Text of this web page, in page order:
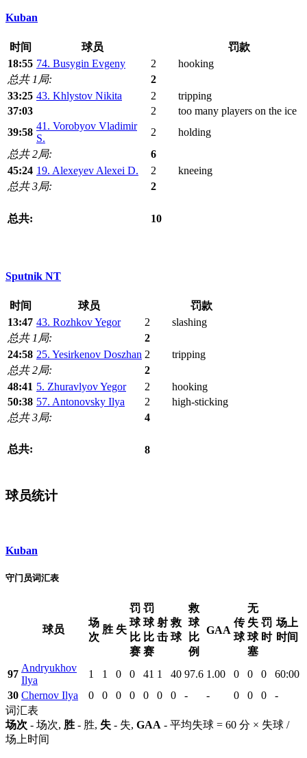
Kuban
时间 球员
罚款
18:55 74. Busygin Evgeny 2
hooking
总共 1局:
2
33:25 43. Khlystov Nikita 2
tripping
37:03
2
too many players on the ice
39:58
41. Vorobyov Vladimir
S.
2
holding
总共 2局:
6
45:24 19. Alexeyev Alexei D. 2
kneeing
总共 3局:
2
总共: 10
Sputnik NT
时间 球员
罚款
13:47 43. Rozhkov Yegor 2
slashing
总共 1局:
2
24:58 25. Yesirkenov Doszhan 2
tripping
总共 2局:
2
48:41 5. Zhuravlyov Yegor 2
hooking
50:38 57. Antonovsky Ilya 2
high-sticking
总共 3局:
4
总共: 8
球员统计
Kuban
守门员词汇表
球员
场
次
胜 失
罚
球
比
赛
罚
球
比
赛
射
击
救
球
救
球
比
例
GAA
传
球
无
失
球
塞
罚
时
场上
时间
97
Andryukhov
Ilya
1 1 0 0 41 1 40 97.6 1.00 0 0 0
60:00
30 Chernov Ilya 0 0 0 0 0 0 0 - - 0 0 0
-
词汇表
场次 - 场次, 胜 - 胜, 失 - 失, GAA - 平均失球 = 60 分 × 失球 /
场上时间